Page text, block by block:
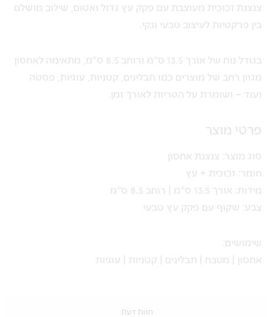
חוות דעת
צנצנת זכוכית מעוצבת עם פקק עץ גדול ואטום, שילוב מושלם
בין פרקטיות לעיצוב טבעי ונקי.
בגודל נוח של אורך 13.5 ס"מ ורוחב 8.5 ס"מ, מתאימה לאחסון
מגוון רחב של מוצרים כמו תבלינים, קטניות, עוגיות, פסטה
ועוד – ושומרת על הטריות לאורך זמן.
פרטי מוצר
סוג מוצר: צנצנת אחסון
חומר: זכוכית + עץ
מידות: אורך 13.5 ס"מ | רוחב 8.5 ס"מ
צבע: שקוף עם פקק עץ טבעי
שימושים:
אחסון | מטבח | תבלינים | קטניות | עוגיות